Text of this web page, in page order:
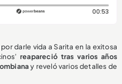
0 segundos 00:53
darle vida a Sarita en la exitosa
reapareció tras varios años
y reveló varios detalles de